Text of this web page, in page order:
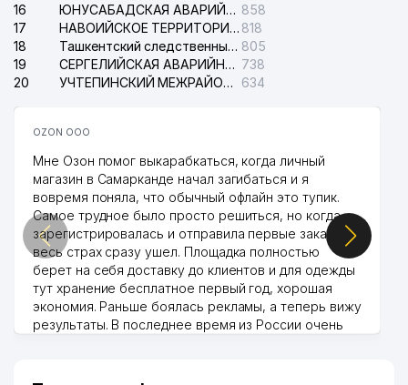
16
ЮНУСАБАДСКАЯ АВАРИЙНАЯ СЛУЖБА ЭЛЕКТРОСЕТИ 858
17
НАВОИЙСКОЕ ТЕРРИТОРИАЛЬНОЕ ПРЕДПРИЯТИЕ ЭЛЕКТРОСЕТИ АО 818
18
Ташкентский следственный изолятор 805
19
СЕРГЕЛИЙСКАЯ АВАРИЙНАЯ СЛУЖБА ЭЛЕКТРОСЕТИ 738
20
УЧТЕПИНСКИЙ МЕЖРАЙОННЫЙ СУД ПО ГРАЖДАНСКИМ ДЕЛАМ 634
OZON ООО
Мне Озон помог выкарабкаться, когда личный
магазин в Самарканде начал загибаться и я
вовремя поняла, что обычный офлайн это тупик.
Самое трудное было просто решиться, но когда
зарегистрировалась и отправила первые заказы,
весь страх сразу ушел. Площадка полностью
берет на себя доставку до клиентов и для одежды
тут хранение бесплатное первый год, хорошая
экономия. Раньше боялась рекламы, а теперь вижу
результаты. В последнее время из России очень